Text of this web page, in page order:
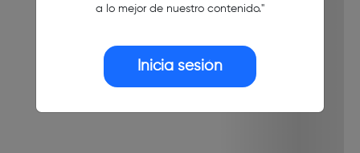
a lo mejor de nuestro contenido."
Inicia sesión